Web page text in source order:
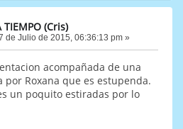
TIEMPO (Cris)
de Julio de 2015, 06:36:13 pm »
acompañada de una
Roxana que es estupenda.
un poquito estiradas por lo